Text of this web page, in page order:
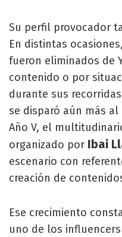
Su perfil provocador
En distintas
fueron eliminados de
contenido o por
durante sus
se disparó aún más
Año V, el
organizado por Ibai
escenario con
creación de
Ese crecimiento
uno de los